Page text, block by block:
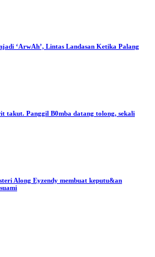
‘ArwAh’, Lintas Landasan Ketika Palang
takut. Panggil B0mba datang tolong, sekali
Along Eyzendy membuat keputu&an